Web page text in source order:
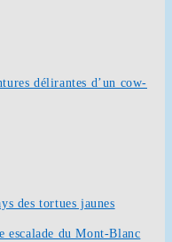
délirantes d’un cow-
des tortues jaunes
escalade du Mont-Blanc